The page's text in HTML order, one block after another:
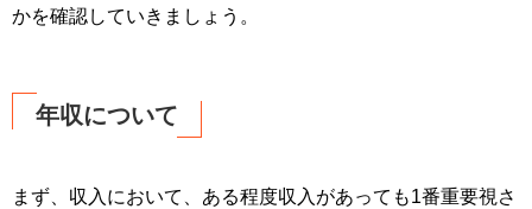
かを確認していきましょう。
年収について
まず、収入において、ある程度収入があっても1番重要視さ